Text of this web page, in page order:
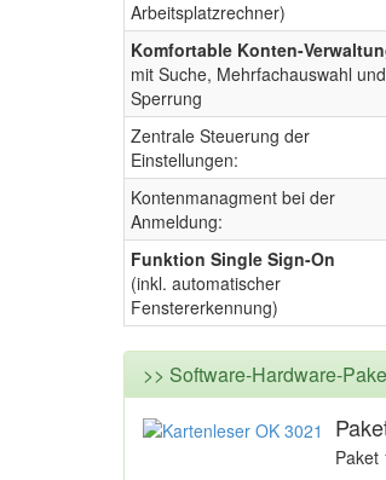
Arbeitsplatzrechner)
Komfortable Konten-
mit Suche, Mehrfachauswahl und
Sperrung
Zentrale Steuerung der
Einstellungen:
Kontenmanagment bei der
Anmeldung:
Funktion Single Sign-On
(inkl. automatischer
Fenstererkennung)
>> Software-Hardware-
Paket